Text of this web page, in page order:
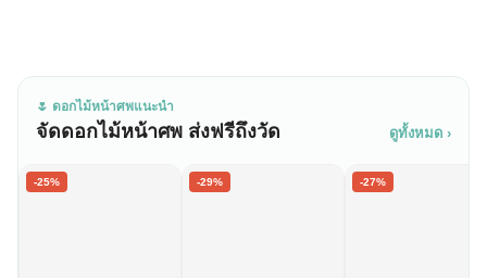
🌷 ดอกไม้หน้าศพแนะนำ
จัดดอกไม้หน้าศพ ส่งฟรีถึงวัด ดูทั้งหมด ›
-25% -29% -27%